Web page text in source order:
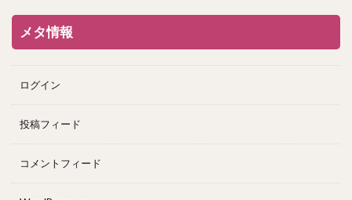
メタ情報
ログイン
投稿フィード
コメントフィード